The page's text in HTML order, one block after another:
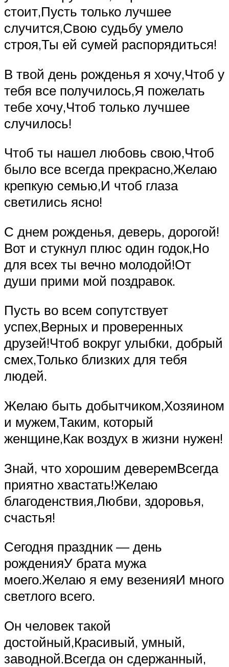
стоит,Пусть только лучшее
случится,Свою судьбу умело
строя,Ты ей сумей распорядиться!
В твой день рожденья я хочу,Чтоб у
тебя все получилось,Я пожелать
тебе хочу,Чтоб только лучшее
случилось!
Чтоб ты нашел любовь свою,Чтоб
было все всегда прекрасно,Желаю
крепкую семью,И чтоб глаза
светились ясно!
С днем рожденья, деверь, дорогой!
Вот и стукнул плюс один годок,Но
для всех ты вечно молодой!От
души прими мой поздравок.
Пусть во всем сопутствует
успех,Верных и проверенных
друзей!Чтоб вокруг улыбки, добрый
смех,Только близких для тебя
людей.
Желаю быть добытчиком,Хозяином
и мужем,Таким, который
женщине,Как воздух в жизни нужен!
Знай, что хорошим деверемВсегда
приятно хвастать!Желаю
благоденствия,Любви, здоровья,
счастья!
Сегодня праздник — день
рожденияУ брата мужа
моего.Желаю я ему везенияИ много
светлого всего.
Он человек такой
достойный,Красивый, умный,
заводной.Всегда он сдержанный,